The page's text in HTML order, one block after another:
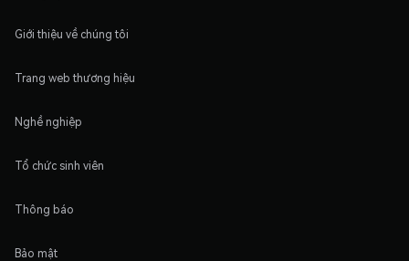
Giới thiệu về chúng tôi
Trang web thương hiệu
Nghề nghiệp
Tổ chức sinh viên
Thông báo
Bảo mật